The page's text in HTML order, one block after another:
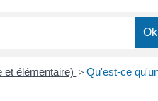
et élémentaire) > Qu'est-ce